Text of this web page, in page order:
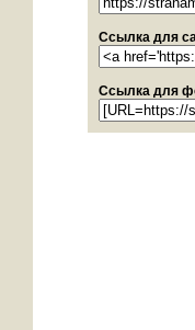
Ссылка для
Ссылка для